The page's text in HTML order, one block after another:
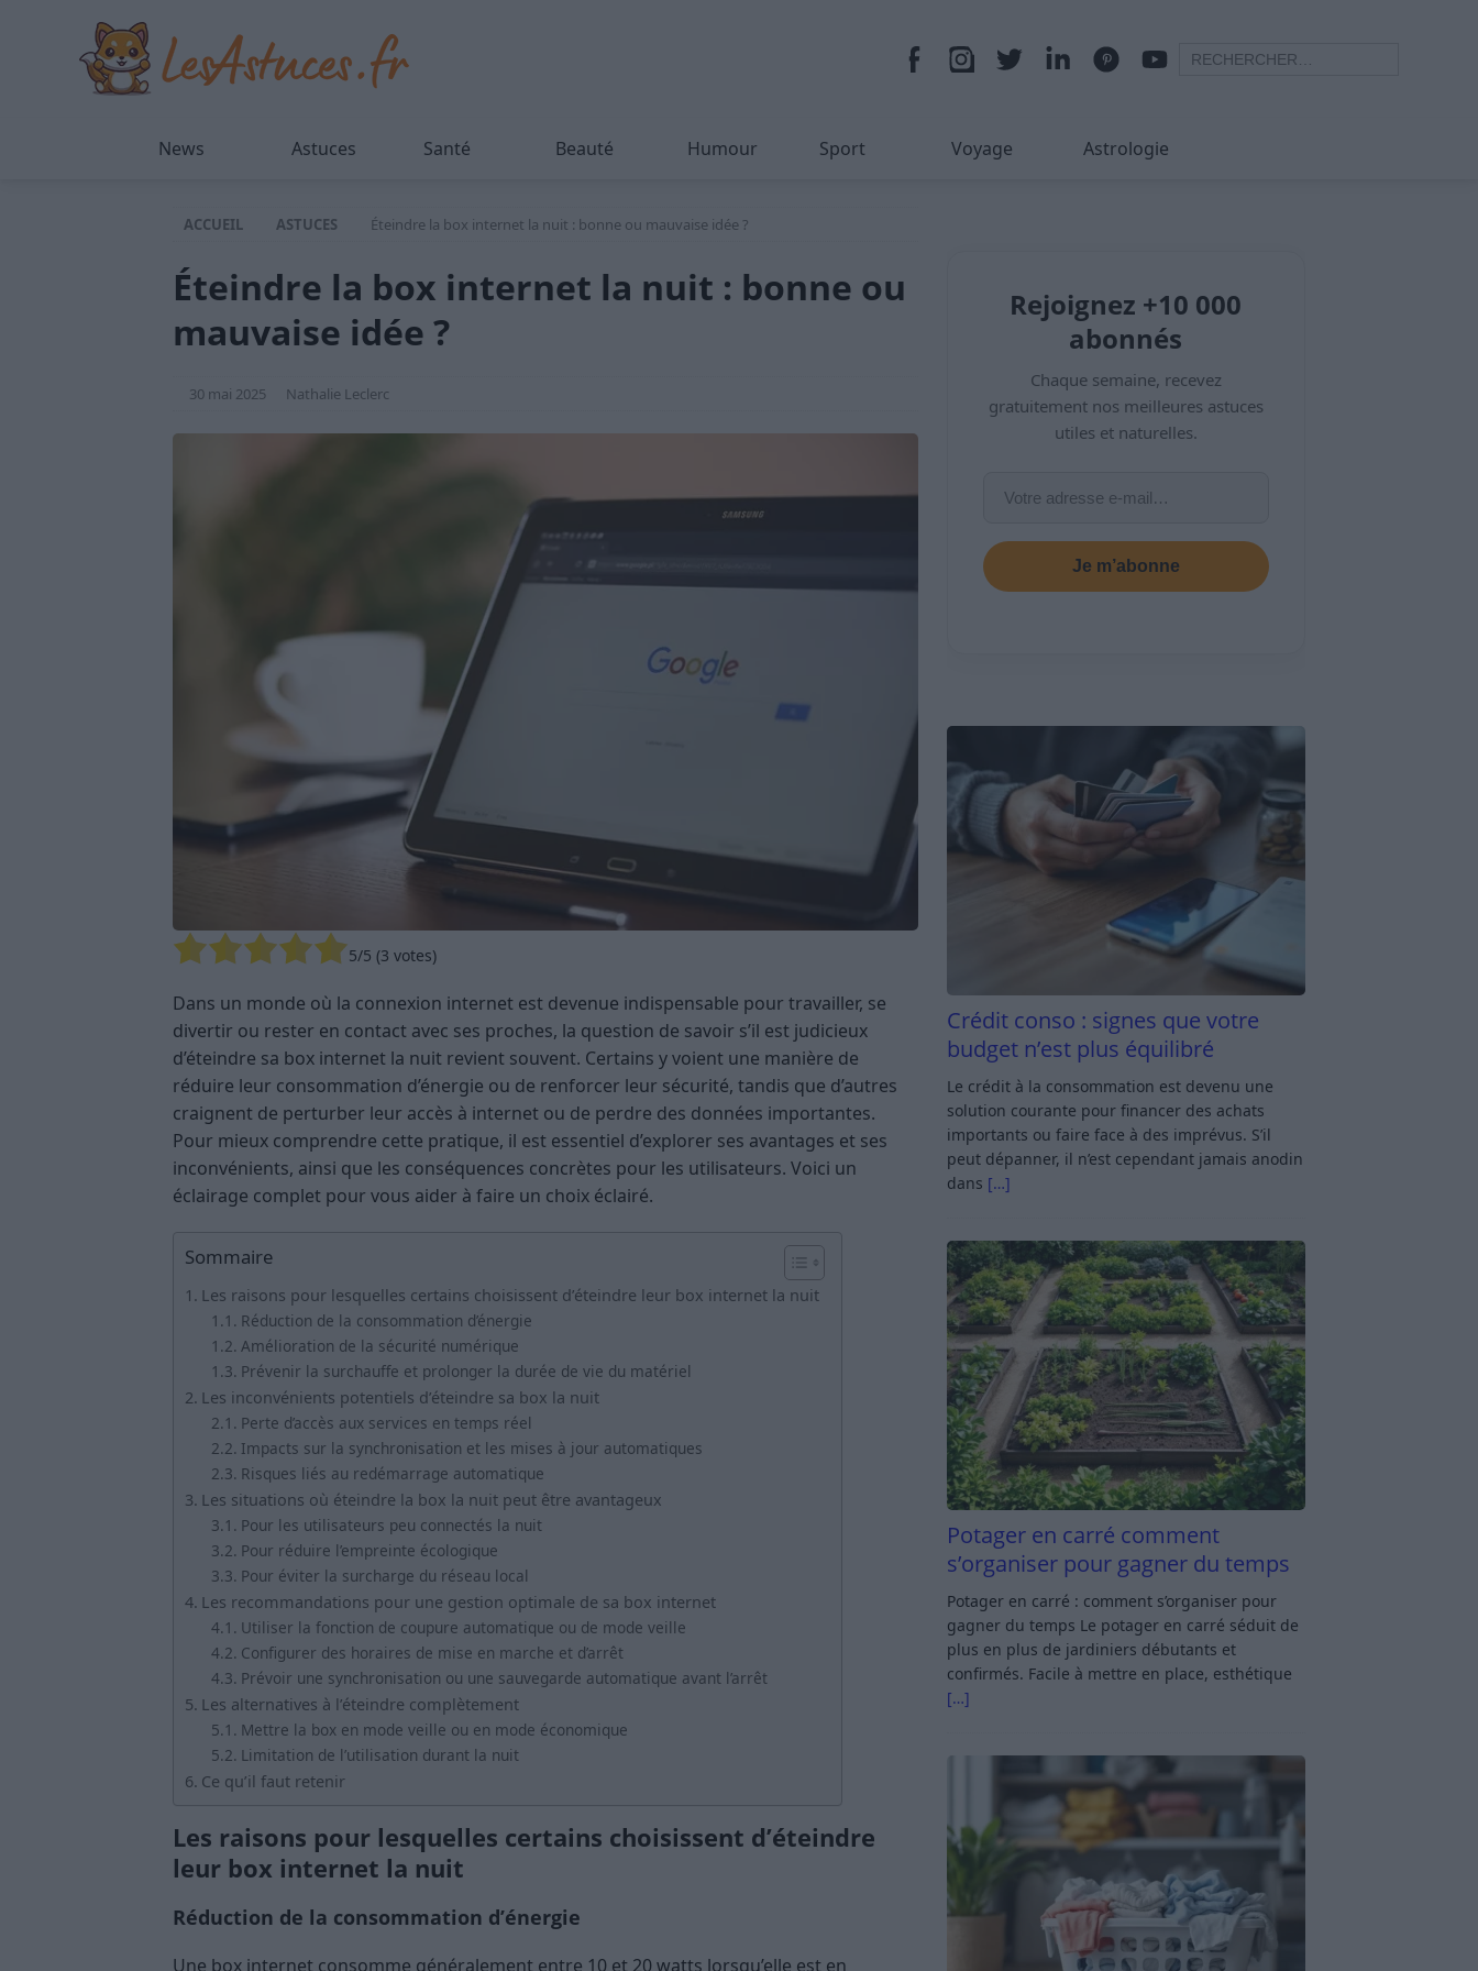
News Astuces Santé Beauté Humour Sport Voyage Astrologie
ACCUEIL ASTUCES Éteindre la box internet la nuit : bonne ou mauvaise idée ?
Éteindre la box internet la nuit : bonne ou
mauvaise idée ?
30 mai 2025 Nathalie Leclerc
5/5 (3 votes)
Dans un monde où la connexion internet est devenue indispensable pour travailler, se
divertir ou rester en contact avec ses proches, la question de savoir s’il est judicieux
d’éteindre sa box internet la nuit revient souvent. Certains y voient une manière de
réduire leur consommation d’énergie ou de renforcer leur sécurité, tandis que d’autres
craignent de perturber leur accès à internet ou de perdre des données importantes.
Pour mieux comprendre cette pratique, il est essentiel d’explorer ses avantages et ses
inconvénients, ainsi que les conséquences concrètes pour les utilisateurs. Voici un
éclairage complet pour vous aider à faire un choix éclairé.
Sommaire
Les raisons pour lesquelles certains choisissent d’éteindre leur box internet la nuit
Réduction de la consommation d’énergie
Amélioration de la sécurité numérique
Prévenir la surchauffe et prolonger la durée de vie du matériel
Les inconvénients potentiels d’éteindre sa box la nuit
Perte d’accès aux services en temps réel
Impacts sur la synchronisation et les mises à jour automatiques
Risques liés au redémarrage automatique
Les situations où éteindre la box la nuit peut être avantageux
Pour les utilisateurs peu connectés la nuit
Pour réduire l’empreinte écologique
Pour éviter la surcharge du réseau local
Les recommandations pour une gestion optimale de sa box internet
Utiliser la fonction de coupure automatique ou de mode veille
Configurer des horaires de mise en marche et d’arrêt
Prévoir une synchronisation ou une sauvegarde automatique avant l’arrêt
Les alternatives à l’éteindre complètement
Mettre la box en mode veille ou en mode économique
Limitation de l’utilisation durant la nuit
Ce qu’il faut retenir
Les raisons pour lesquelles certains choisissent d’éteindre
leur box internet la nuit
Réduction de la consommation d’énergie
Une box internet consomme généralement entre 10 et 20 watts lorsqu’elle est en
Rejoignez +10 000
abonnés
Chaque semaine, recevez
gratuitement nos meilleures astuces
utiles et naturelles.
Je m’abonne
Crédit conso : signes que votre
budget n’est plus équilibré
Le crédit à la consommation est devenu une
solution courante pour financer des achats
importants ou faire face à des imprévus. S’il
peut dépanner, il n’est cependant jamais anodin
dans […]
Potager en carré comment
s’organiser pour gagner du temps
Potager en carré : comment s’organiser pour
gagner du temps Le potager en carré séduit de
plus en plus de jardiniers débutants et
confirmés. Facile à mettre en place, esthétique
[…]